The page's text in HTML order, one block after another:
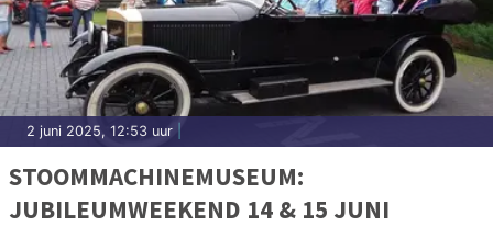
2 juni 2025, 12:53 uur
STOOMMACHINEMUSEUM:
JUBILEUMWEEKEND 14 & 15 JUNI